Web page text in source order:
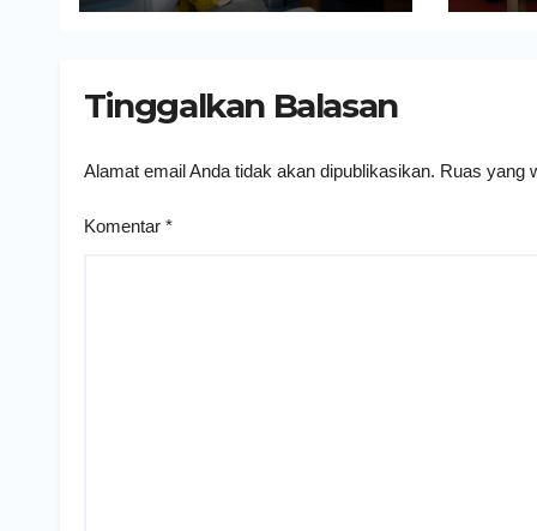
Tinggalkan Balasan
Alamat email Anda tidak akan dipublikasikan. Ruas yang
Komentar *